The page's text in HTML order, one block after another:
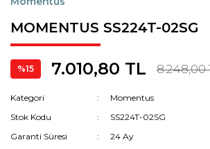
MOMENTUS SS224T-02SG
%15 7.010,80 TL 8.248,00
Kategori
Momentus
Stok Kodu
SS224T-02SG
Garanti Süresi
24 Ay